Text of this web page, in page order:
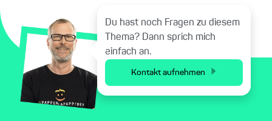
Du hast noch Fragen zu diesem
Thema? Dann sprich mich
einfach an.
Kontakt aufnehmen